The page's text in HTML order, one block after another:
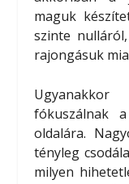
maguk
szinte
rajongásuk
fókuszálnak
oldalára.
tényleg
milyen